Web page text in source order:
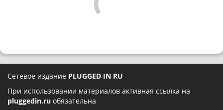
Сетевое издание PLUGGED IN RU
При использовании материалов активная ссылка на
pluggedin.ru обязательна